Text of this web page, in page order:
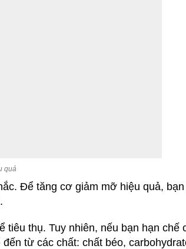
quả
Để tăng cơ giảm mỡ hiệu quả,
thụ. Tuy nhiên, nếu bạn hạn chế
từ các chất: chất béo,